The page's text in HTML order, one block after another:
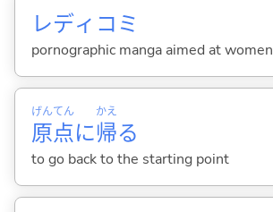
レディコミ
pornographic manga aimed at women
原
げん
点
てん
に帰
かえ
る
to go back to the starting point